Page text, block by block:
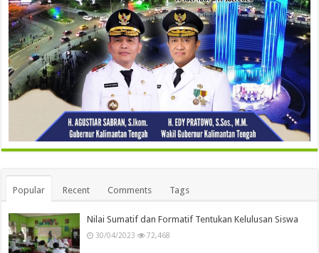
Popular Recent Comments Tags
Nilai Sumatif dan Formatif Tentukan Kelulusan Siswa
30/04/2023 72,468